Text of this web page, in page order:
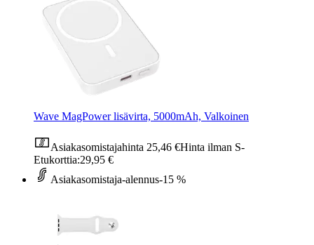
Wave MagPower lisävirta, 5000mAh, Valkoinen
Asiakasomistajahinta 25,46 €Hinta ilman S-
Etukorttia:29,95 €
Asiakasomistaja-alennus-15 %